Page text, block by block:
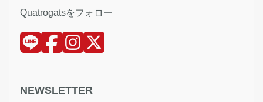
Quatrogatsをフォロー
NEWSLETTER